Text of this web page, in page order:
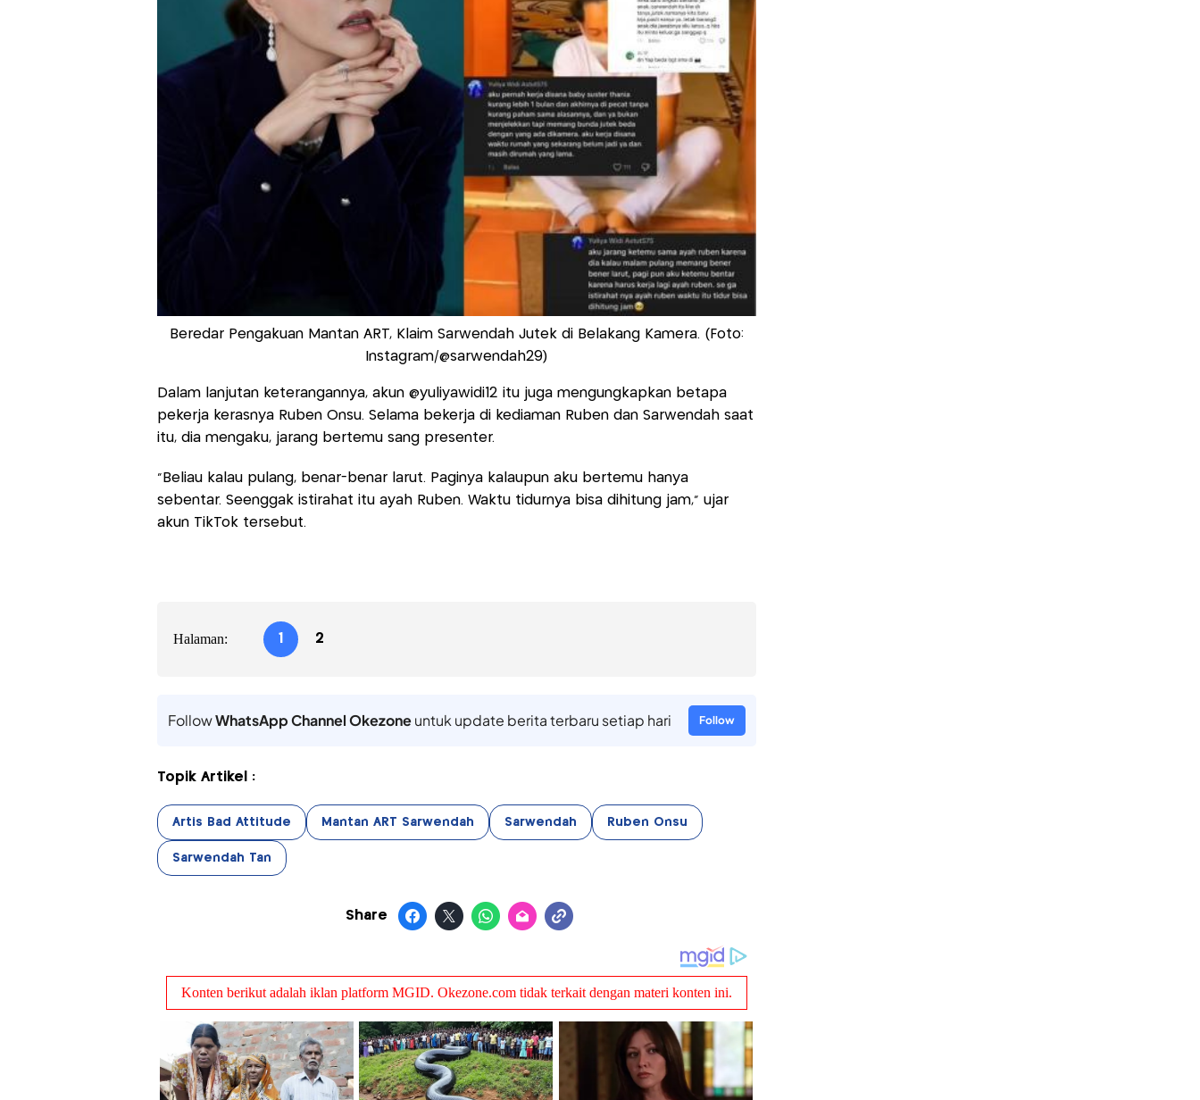
Beredar Pengakuan Mantan ART, Klaim Sarwendah Jutek di Belakang Kamera. (Foto:
Instagram/@sarwendah29)
Dalam lanjutan keterangannya, akun @yuliyawidi12 itu juga mengungkapkan betapa
pekerja kerasnya Ruben Onsu. Selama bekerja di kediaman Ruben dan Sarwendah saat
itu, dia mengaku, jarang bertemu sang presenter.
"Beliau kalau pulang, benar-benar larut. Paginya kalaupun aku bertemu hanya
sebentar. Seenggak istirahat itu ayah Ruben. Waktu tidurnya bisa dihitung jam," ujar
akun TikTok tersebut.
Halaman: 1 2
FollowWhatsApp Channel Okezoneuntuk update berita terbaru setiap hari Follow
Topik Artikel :
Artis Bad Attitude Mantan ART Sarwendah Sarwendah Ruben Onsu
Sarwendah Tan
Share